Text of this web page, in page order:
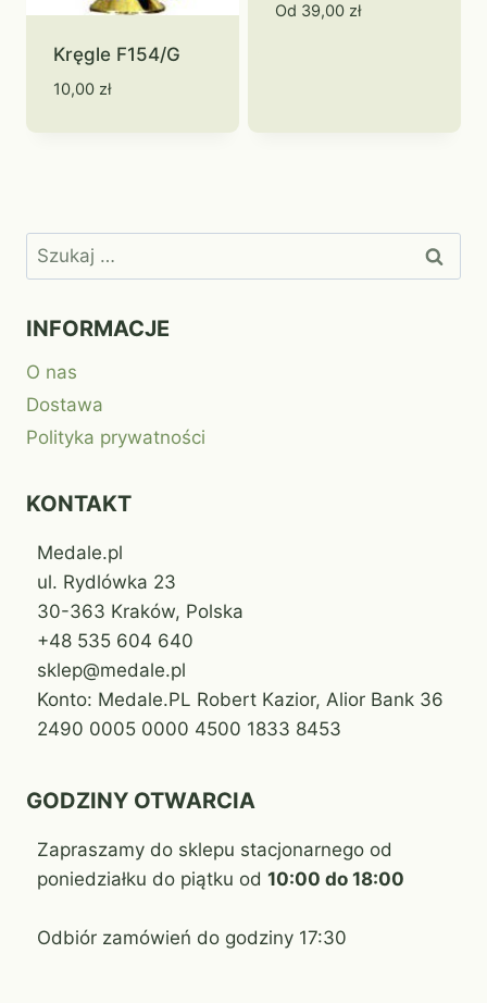
Kręgle F154/G
10,00 zł
Od 39,00 zł
Szukaj:
INFORMACJE
O nas
Dostawa
Polityka prywatności
KONTAKT
Medale.pl
ul. Rydlówka 23
30-363 Kraków, Polska
+48 535 604 640
sklep@medale.pl
Konto: Medale.PL Robert Kazior, Alior Bank 36
2490 0005 0000 4500 1833 8453
GODZINY OTWARCIA
Zapraszamy do sklepu stacjonarnego od
poniedziałku do piątku od 10:00 do 18:00
Odbiór zamówień do godziny 17:30